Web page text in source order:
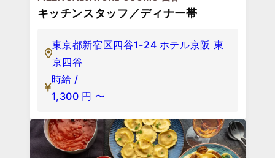
キッチンスタッフ／ディナー帯
東京都新宿区四谷1-24 ホテル京阪 東
京四谷
時給 /
1,300 円 〜